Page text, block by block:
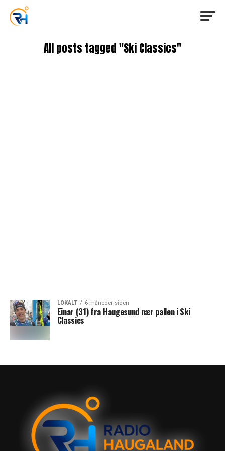
All posts tagged "Ski Classics"
LOKALT 6 måneder siden
Einar (31) fra Haugesund nær pallen i Ski
Classics